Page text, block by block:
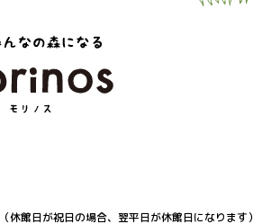
（休館日が祝日の場合、翌平日が休館日になります）